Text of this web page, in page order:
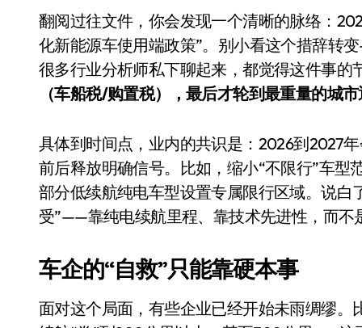
耳机低音像白开水？90%的人第一步
复古玩家狂喜：Anbernic第三次复刻
Xbox 360 游戏终于要登 PC，光盘
苹果三星偷偷在用的“无感切换”，
Apple Watch 表盘还能这么玩？保
追觅清洁电器全球累计出货量破
翻阅过往文件，你会发现一个清晰的脉络：
化新能源车使用端政策”。别小看这个措辞转
很多行业分析师私下聊起来，都觉得这件事的
（车船税/购置税），最后才轮到最重量的城
具体到时间点，业内的共识是：2026到2027
前后释放明确信号。比如，缩小“不限行”车
部分低续航纯电车型设置专属限行区域。说
受”——靠纯电续航里程、靠技术先进性，而不
车企的“自救”只能靠硬本事
面对这个局面，有些企业已经开始未雨绸缪